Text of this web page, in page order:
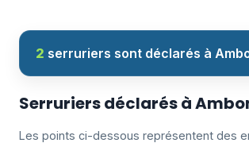
2 serruriers sont déclarés à
Serruriers déclarés à
Les points ci-dessous représentent des